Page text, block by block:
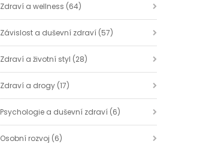
Zdraví a wellness (64)
Závislost a duševní zdraví (57)
Zdraví a životní styl (28)
Zdraví a drogy (17)
Psychologie a duševní zdraví (6)
Osobní rozvoj (6)